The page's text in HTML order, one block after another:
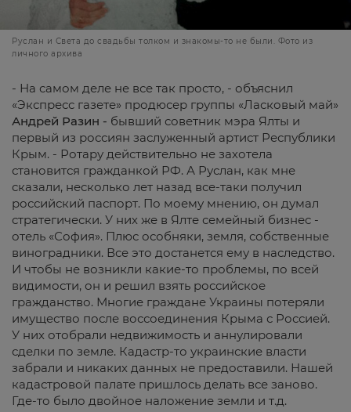
Руслан и Света до свадьбы толком и знакомы-то не были. Фото из
личного архива
- На самом деле не все так просто, - объяснил
«Экспресс газете» продюсер группы «Ласковый май»
Андрей Разин - бывший советник мэра Ялты и
первый из россиян заслуженный артист Республики
Крым. - Ротару действительно не захотела
становится гражданкой РФ. А Руслан, как мне
сказали, несколько лет назад все-таки получил
российский паспорт. По моему мнению, он думал
стратегически. У них же в Ялте семейный бизнес -
отель «София». Плюс особняки, земля, собственные
виноградники. Все это достанется ему в наследство.
И чтобы не возникли какие-то проблемы, по всей
видимости, он и решил взять российское
гражданство. Многие граждане Украины потеряли
имущество после воссоединения Крыма с Россией.
У них отобрали недвижимость и аннулировали
сделки по земле. Кадастр-то украинские власти
забрали и никаких данных не предоставили. Нашей
кадастровой палате пришлось делать все заново.
Где-то было двойное наложение земли и т.д.